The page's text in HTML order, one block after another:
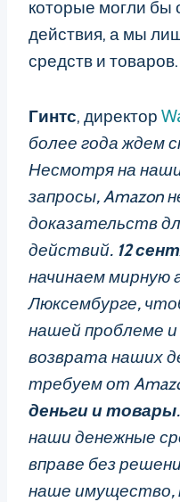
которые могли бы
действия, а мы
средств и товаров.
Гинтс, директор
более года ждем
Несмотря на
запросы, Amazon
доказательств
действий. 12
начинаем мирную
Люксембурге,
нашей проблеме
возврата наших
требуем от
деньги и товары
наши денежные
вправе без
наше имущество,